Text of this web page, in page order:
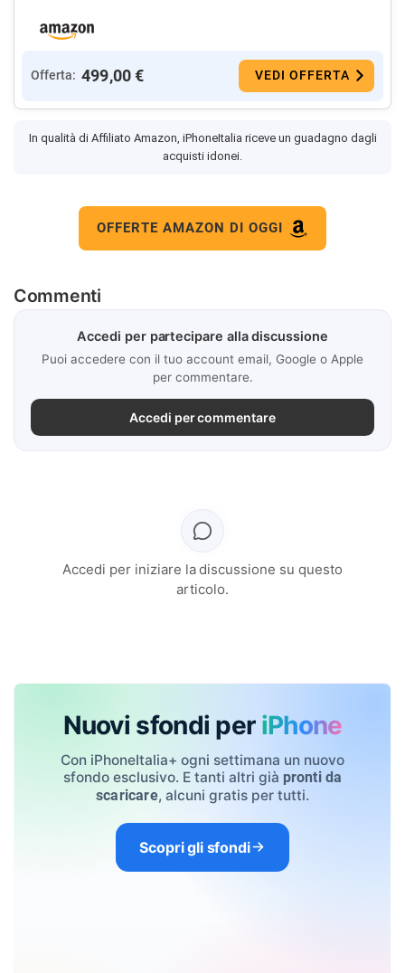
Offerta: 499,00 € VEDI OFFERTA
In qualità di Affiliato Amazon, iPhoneItalia riceve un guadagno dagli
acquisti idonei.
OFFERTE AMAZON DI OGGI
Commenti
Accedi per partecipare alla discussione
Puoi accedere con il tuo account email, Google o Apple
per commentare.
Accedi per commentare
Accedi per iniziare la discussione su questo
articolo.
Nuovi sfondi per iPhone
Con iPhoneItalia+ ogni settimana un nuovo
sfondo esclusivo. E tanti altri già pronti da
scaricare, alcuni gratis per tutti.
Scopri gli sfondi